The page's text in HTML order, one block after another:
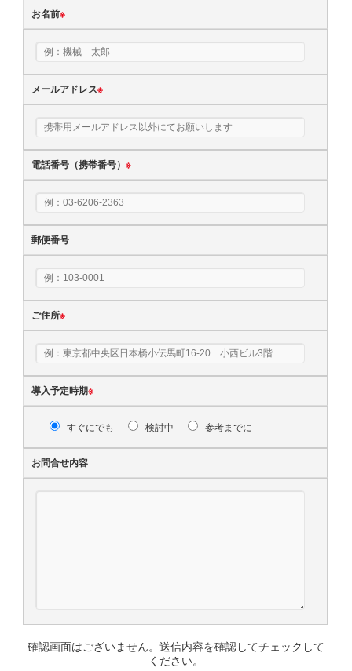
お名前※
メールアドレス※
電話番号（携帯番号）※
郵便番号
ご住所※
導入予定時期※
すぐにでも 検討中 参考までに
お問合せ内容
確認画面はございません。送信内容を確認してチェックして
ください。